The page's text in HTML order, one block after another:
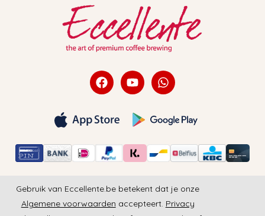
Gebruik van Eccellente.be betekent dat je onze
Algemene voorwaarden accepteert. Privacy